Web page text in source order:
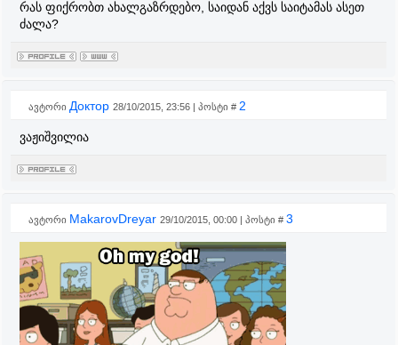
რას ფიქრობთ ახალგაზრდებო, საიდან აქვს საიტამას ასეთ
ძალა?
ავტორი Доктор 28/10/2015, 23:56 | პოსტი # 2
ვაჟიშვილია
ავტორი MakarovDreyar 29/10/2015, 00:00 | პოსტი # 3